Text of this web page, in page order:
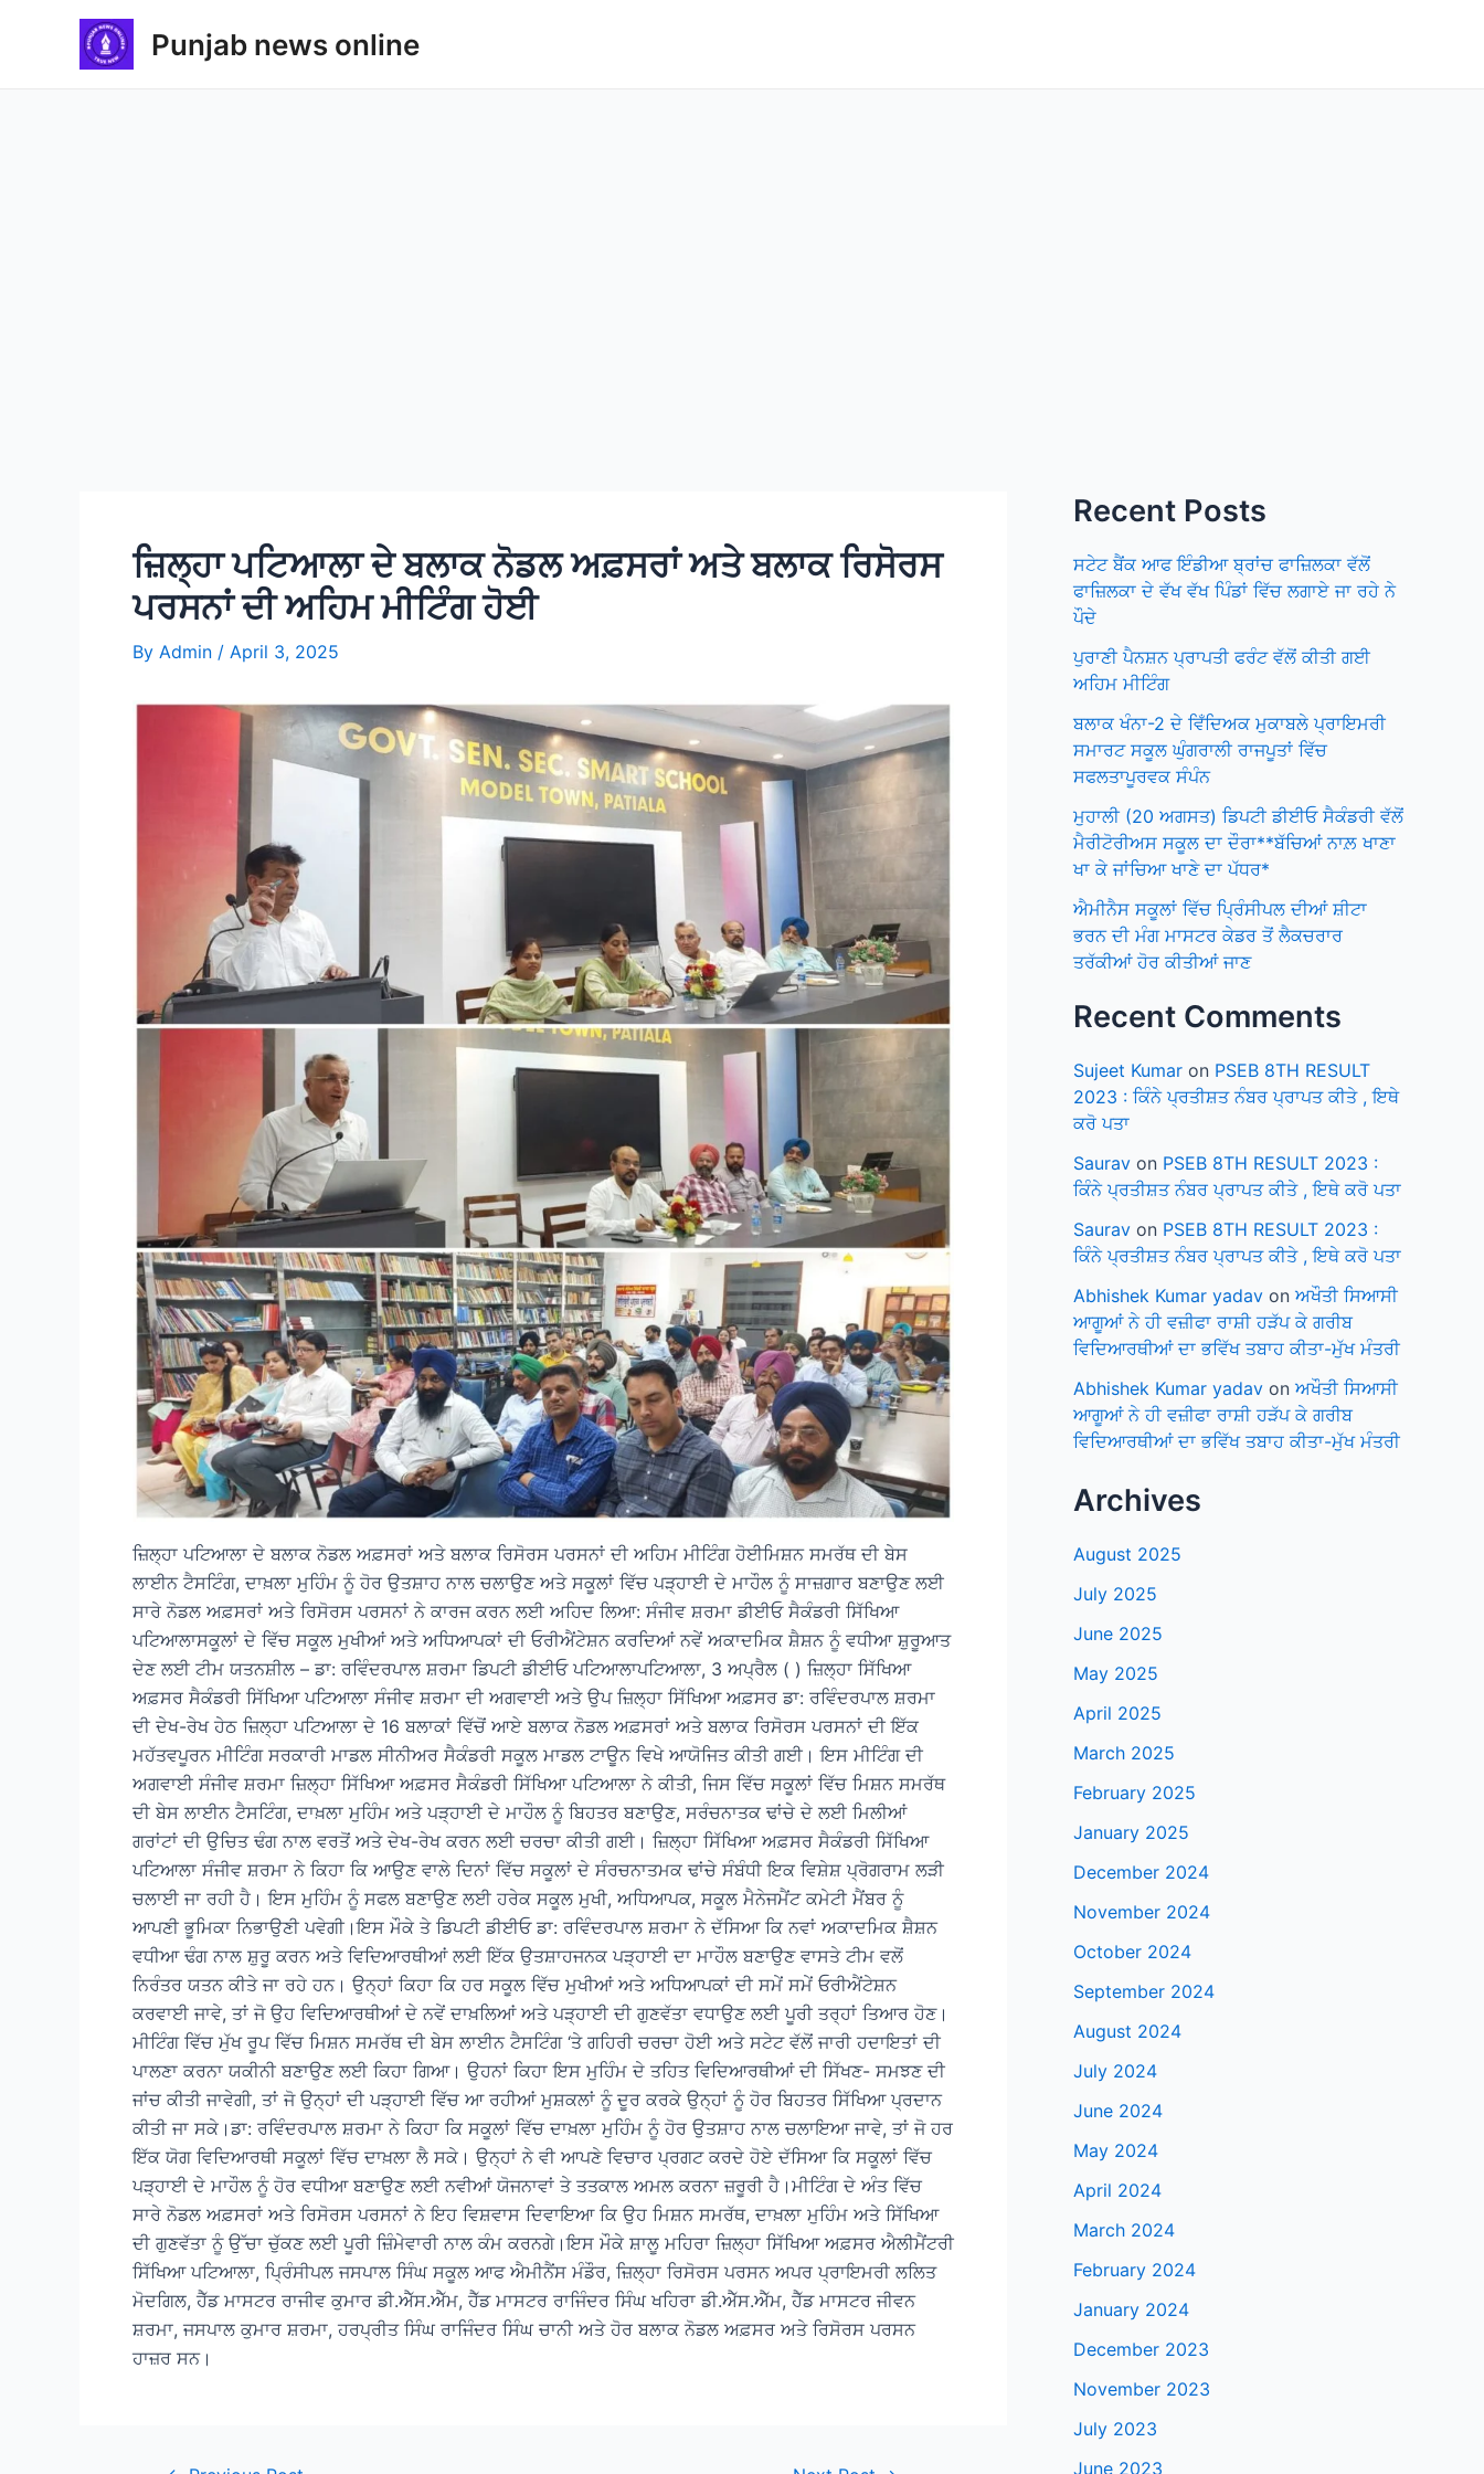
Punjab news online
ਜ਼ਿਲ੍ਹਾ ਪਟਿਆਲਾ ਦੇ ਬਲਾਕ ਨੋਡਲ ਅਫ਼ਸਰਾਂ ਅਤੇ ਬਲਾਕ ਰਿਸੋਰਸ
ਪਰਸਨਾਂ ਦੀ ਅਹਿਮ ਮੀਟਿੰਗ ਹੋਈ
By Admin / April 3, 2025
ਜ਼ਿਲ੍ਹਾ ਪਟਿਆਲਾ ਦੇ ਬਲਾਕ ਨੋਡਲ ਅਫ਼ਸਰਾਂ ਅਤੇ ਬਲਾਕ ਰਿਸੋਰਸ ਪਰਸਨਾਂ ਦੀ ਅਹਿਮ ਮੀਟਿੰਗ ਹੋਈਮਿਸ਼ਨ ਸਮਰੱਥ ਦੀ ਬੇਸ
ਲਾਈਨ ਟੈਸਟਿੰਗ, ਦਾਖ਼ਲਾ ਮੁਹਿੰਮ ਨੂੰ ਹੋਰ ਉਤਸ਼ਾਹ ਨਾਲ ਚਲਾਉਣ ਅਤੇ ਸਕੂਲਾਂ ਵਿੱਚ ਪੜ੍ਹਾਈ ਦੇ ਮਾਹੌਲ ਨੂੰ ਸਾਜ਼ਗਾਰ ਬਣਾਉਣ ਲਈ
ਸਾਰੇ ਨੋਡਲ ਅਫ਼ਸਰਾਂ ਅਤੇ ਰਿਸੋਰਸ ਪਰਸਨਾਂ ਨੇ ਕਾਰਜ ਕਰਨ ਲਈ ਅਹਿਦ ਲਿਆ: ਸੰਜੀਵ ਸ਼ਰਮਾ ਡੀਈਓ ਸੈਕੰਡਰੀ ਸਿੱਖਿਆ
ਪਟਿਆਲਾਸਕੂਲਾਂ ਦੇ ਵਿੱਚ ਸਕੂਲ ਮੁਖੀਆਂ ਅਤੇ ਅਧਿਆਪਕਾਂ ਦੀ ਓਰੀਐਂਟੇਸ਼ਨ ਕਰਦਿਆਂ ਨਵੇਂ ਅਕਾਦਮਿਕ ਸ਼ੈਸ਼ਨ ਨੂੰ ਵਧੀਆ ਸ਼ੁਰੂਆਤ
ਦੇਣ ਲਈ ਟੀਮ ਯਤਨਸ਼ੀਲ – ਡਾ: ਰਵਿੰਦਰਪਾਲ ਸ਼ਰਮਾ ਡਿਪਟੀ ਡੀਈਓ ਪਟਿਆਲਾਪਟਿਆਲਾ, 3 ਅਪ੍ਰੈਲ ( ) ਜ਼ਿਲ੍ਹਾ ਸਿੱਖਿਆ
ਅਫ਼ਸਰ ਸੈਕੰਡਰੀ ਸਿੱਖਿਆ ਪਟਿਆਲਾ ਸੰਜੀਵ ਸ਼ਰਮਾ ਦੀ ਅਗਵਾਈ ਅਤੇ ਉਪ ਜ਼ਿਲ੍ਹਾ ਸਿੱਖਿਆ ਅਫ਼ਸਰ ਡਾ: ਰਵਿੰਦਰਪਾਲ ਸ਼ਰਮਾ
ਦੀ ਦੇਖ-ਰੇਖ ਹੇਠ ਜ਼ਿਲ੍ਹਾ ਪਟਿਆਲਾ ਦੇ 16 ਬਲਾਕਾਂ ਵਿੱਚੋਂ ਆਏ ਬਲਾਕ ਨੋਡਲ ਅਫ਼ਸਰਾਂ ਅਤੇ ਬਲਾਕ ਰਿਸੋਰਸ ਪਰਸਨਾਂ ਦੀ ਇੱਕ
ਮਹੱਤਵਪੂਰਨ ਮੀਟਿੰਗ ਸਰਕਾਰੀ ਮਾਡਲ ਸੀਨੀਅਰ ਸੈਕੰਡਰੀ ਸਕੂਲ ਮਾਡਲ ਟਾਊਨ ਵਿਖੇ ਆਯੋਜਿਤ ਕੀਤੀ ਗਈ। ਇਸ ਮੀਟਿੰਗ ਦੀ
ਅਗਵਾਈ ਸੰਜੀਵ ਸ਼ਰਮਾ ਜ਼ਿਲ੍ਹਾ ਸਿੱਖਿਆ ਅਫ਼ਸਰ ਸੈਕੰਡਰੀ ਸਿੱਖਿਆ ਪਟਿਆਲਾ ਨੇ ਕੀਤੀ, ਜਿਸ ਵਿੱਚ ਸਕੂਲਾਂ ਵਿੱਚ ਮਿਸ਼ਨ ਸਮਰੱਥ
ਦੀ ਬੇਸ ਲਾਈਨ ਟੈਸਟਿੰਗ, ਦਾਖ਼ਲਾ ਮੁਹਿੰਮ ਅਤੇ ਪੜ੍ਹਾਈ ਦੇ ਮਾਹੌਲ ਨੂੰ ਬਿਹਤਰ ਬਣਾਉਣ, ਸਰੰਚਨਾਤਕ ਢਾਂਚੇ ਦੇ ਲਈ ਮਿਲੀਆਂ
ਗਰਾਂਟਾਂ ਦੀ ਉਚਿਤ ਢੰਗ ਨਾਲ ਵਰਤੋਂ ਅਤੇ ਦੇਖ-ਰੇਖ ਕਰਨ ਲਈ ਚਰਚਾ ਕੀਤੀ ਗਈ। ਜ਼ਿਲ੍ਹਾ ਸਿੱਖਿਆ ਅਫ਼ਸਰ ਸੈਕੰਡਰੀ ਸਿੱਖਿਆ
ਪਟਿਆਲਾ ਸੰਜੀਵ ਸ਼ਰਮਾ ਨੇ ਕਿਹਾ ਕਿ ਆਉਣ ਵਾਲੇ ਦਿਨਾਂ ਵਿੱਚ ਸਕੂਲਾਂ ਦੇ ਸੰਰਚਨਾਤਮਕ ਢਾਂਚੇ ਸੰਬੰਧੀ ਇਕ ਵਿਸ਼ੇਸ਼ ਪ੍ਰੋਗਰਾਮ ਲੜੀ
ਚਲਾਈ ਜਾ ਰਹੀ ਹੈ। ਇਸ ਮੁਹਿੰਮ ਨੂੰ ਸਫਲ ਬਣਾਉਣ ਲਈ ਹਰੇਕ ਸਕੂਲ ਮੁਖੀ, ਅਧਿਆਪਕ, ਸਕੂਲ ਮੈਨੇਜਮੈਂਟ ਕਮੇਟੀ ਮੈਂਬਰ ਨੂੰ
ਆਪਣੀ ਭੂਮਿਕਾ ਨਿਭਾਉਣੀ ਪਵੇਗੀ।ਇਸ ਮੌਕੇ ਤੇ ਡਿਪਟੀ ਡੀਈਓ ਡਾ: ਰਵਿੰਦਰਪਾਲ ਸ਼ਰਮਾ ਨੇ ਦੱਸਿਆ ਕਿ ਨਵਾਂ ਅਕਾਦਮਿਕ ਸ਼ੈਸ਼ਨ
ਵਧੀਆ ਢੰਗ ਨਾਲ ਸ਼ੁਰੂ ਕਰਨ ਅਤੇ ਵਿਦਿਆਰਥੀਆਂ ਲਈ ਇੱਕ ਉਤਸ਼ਾਹਜਨਕ ਪੜ੍ਹਾਈ ਦਾ ਮਾਹੌਲ ਬਣਾਉਣ ਵਾਸਤੇ ਟੀਮ ਵਲੋਂ
ਨਿਰੰਤਰ ਯਤਨ ਕੀਤੇ ਜਾ ਰਹੇ ਹਨ। ਉਨ੍ਹਾਂ ਕਿਹਾ ਕਿ ਹਰ ਸਕੂਲ ਵਿੱਚ ਮੁਖੀਆਂ ਅਤੇ ਅਧਿਆਪਕਾਂ ਦੀ ਸਮੇਂ ਸਮੇਂ ਓਰੀਐਂਟੇਸ਼ਨ
ਕਰਵਾਈ ਜਾਵੇ, ਤਾਂ ਜੋ ਉਹ ਵਿਦਿਆਰਥੀਆਂ ਦੇ ਨਵੇਂ ਦਾਖ਼ਲਿਆਂ ਅਤੇ ਪੜ੍ਹਾਈ ਦੀ ਗੁਣਵੱਤਾ ਵਧਾਉਣ ਲਈ ਪੂਰੀ ਤਰ੍ਹਾਂ ਤਿਆਰ ਹੋਣ।
ਮੀਟਿੰਗ ਵਿੱਚ ਮੁੱਖ ਰੂਪ ਵਿੱਚ ਮਿਸ਼ਨ ਸਮਰੱਥ ਦੀ ਬੇਸ ਲਾਈਨ ਟੈਸਟਿੰਗ ‘ਤੇ ਗਹਿਰੀ ਚਰਚਾ ਹੋਈ ਅਤੇ ਸਟੇਟ ਵੱਲੋਂ ਜਾਰੀ ਹਦਾਇਤਾਂ ਦੀ
ਪਾਲਣਾ ਕਰਨਾ ਯਕੀਨੀ ਬਣਾਉਣ ਲਈ ਕਿਹਾ ਗਿਆ। ਉਹਨਾਂ ਕਿਹਾ ਇਸ ਮੁਹਿੰਮ ਦੇ ਤਹਿਤ ਵਿਦਿਆਰਥੀਆਂ ਦੀ ਸਿੱਖਣ- ਸਮਝਣ ਦੀ
ਜਾਂਚ ਕੀਤੀ ਜਾਵੇਗੀ, ਤਾਂ ਜੋ ਉਨ੍ਹਾਂ ਦੀ ਪੜ੍ਹਾਈ ਵਿੱਚ ਆ ਰਹੀਆਂ ਮੁਸ਼ਕਲਾਂ ਨੂੰ ਦੂਰ ਕਰਕੇ ਉਨ੍ਹਾਂ ਨੂੰ ਹੋਰ ਬਿਹਤਰ ਸਿੱਖਿਆ ਪ੍ਰਦਾਨ
ਕੀਤੀ ਜਾ ਸਕੇ।ਡਾ: ਰਵਿੰਦਰਪਾਲ ਸ਼ਰਮਾ ਨੇ ਕਿਹਾ ਕਿ ਸਕੂਲਾਂ ਵਿੱਚ ਦਾਖ਼ਲਾ ਮੁਹਿੰਮ ਨੂੰ ਹੋਰ ਉਤਸ਼ਾਹ ਨਾਲ ਚਲਾਇਆ ਜਾਵੇ, ਤਾਂ ਜੋ ਹਰ
ਇੱਕ ਯੋਗ ਵਿਦਿਆਰਥੀ ਸਕੂਲਾਂ ਵਿੱਚ ਦਾਖ਼ਲਾ ਲੈ ਸਕੇ। ਉਨ੍ਹਾਂ ਨੇ ਵੀ ਆਪਣੇ ਵਿਚਾਰ ਪ੍ਰਗਟ ਕਰਦੇ ਹੋਏ ਦੱਸਿਆ ਕਿ ਸਕੂਲਾਂ ਵਿੱਚ
ਪੜ੍ਹਾਈ ਦੇ ਮਾਹੌਲ ਨੂੰ ਹੋਰ ਵਧੀਆ ਬਣਾਉਣ ਲਈ ਨਵੀਆਂ ਯੋਜਨਾਵਾਂ ਤੇ ਤਤਕਾਲ ਅਮਲ ਕਰਨਾ ਜ਼ਰੂਰੀ ਹੈ।ਮੀਟਿੰਗ ਦੇ ਅੰਤ ਵਿੱਚ
ਸਾਰੇ ਨੋਡਲ ਅਫ਼ਸਰਾਂ ਅਤੇ ਰਿਸੋਰਸ ਪਰਸਨਾਂ ਨੇ ਇਹ ਵਿਸ਼ਵਾਸ ਦਿਵਾਇਆ ਕਿ ਉਹ ਮਿਸ਼ਨ ਸਮਰੱਥ, ਦਾਖ਼ਲਾ ਮੁਹਿੰਮ ਅਤੇ ਸਿੱਖਿਆ
ਦੀ ਗੁਣਵੱਤਾ ਨੂੰ ਉੱਚਾ ਚੁੱਕਣ ਲਈ ਪੂਰੀ ਜ਼ਿੰਮੇਵਾਰੀ ਨਾਲ ਕੰਮ ਕਰਨਗੇ।ਇਸ ਮੌਕੇ ਸ਼ਾਲੂ ਮਹਿਰਾ ਜ਼ਿਲ੍ਹਾ ਸਿੱਖਿਆ ਅਫ਼ਸਰ ਐਲੀਮੈਂਟਰੀ
ਸਿੱਖਿਆ ਪਟਿਆਲਾ, ਪ੍ਰਿੰਸੀਪਲ ਜਸਪਾਲ ਸਿੰਘ ਸਕੂਲ ਆਫ ਐਮੀਨੈਂਸ ਮੰਡੌਰ, ਜ਼ਿਲ੍ਹਾ ਰਿਸੋਰਸ ਪਰਸਨ ਅਪਰ ਪ੍ਰਾਇਮਰੀ ਲਲਿਤ
ਮੋਦਗਿਲ, ਹੈੱਡ ਮਾਸਟਰ ਰਾਜੀਵ ਕੁਮਾਰ ਡੀ.ਐੱਸ.ਐੱਮ, ਹੈੱਡ ਮਾਸਟਰ ਰਾਜਿੰਦਰ ਸਿੰਘ ਖਹਿਰਾ ਡੀ.ਐੱਸ.ਐੱਮ, ਹੈੱਡ ਮਾਸਟਰ ਜੀਵਨ
ਸ਼ਰਮਾ, ਜਸਪਾਲ ਕੁਮਾਰ ਸ਼ਰਮਾ, ਹਰਪ੍ਰੀਤ ਸਿੰਘ ਰਾਜਿੰਦਰ ਸਿੰਘ ਚਾਨੀ ਅਤੇ ਹੋਰ ਬਲਾਕ ਨੋਡਲ ਅਫ਼ਸਰ ਅਤੇ ਰਿਸੋਰਸ ਪਰਸਨ
ਹਾਜ਼ਰ ਸਨ।
Recent Posts
ਸਟੇਟ ਬੈਂਕ ਆਫ ਇੰਡੀਆ ਬ੍ਰਾਂਚ ਫਾਜ਼ਿਲਕਾ ਵੱਲੋਂ
ਫਾਜ਼ਿਲਕਾ ਦੇ ਵੱਖ ਵੱਖ ਪਿੰਡਾਂ ਵਿੱਚ ਲਗਾਏ ਜਾ ਰਹੇ ਨੇ
ਪੌਦੇ
ਪੁਰਾਣੀ ਪੈਨਸ਼ਨ ਪ੍ਰਾਪਤੀ ਫਰੰਟ ਵੱਲੋਂ ਕੀਤੀ ਗਈ
ਅਹਿਮ ਮੀਟਿੰਗ
ਬਲਾਕ ਖੰਨਾ-2 ਦੇ ਵਿਁਦਿਅਕ ਮੁਕਾਬਲੇ ਪ੍ਰਾਇਮਰੀ
ਸਮਾਰਟ ਸਕੂਲ ਘੁੰਗਰਾਲੀ ਰਾਜਪੂਤਾਂ ਵਿੱਚ
ਸਫਲਤਾਪੂਰਵਕ ਸੰਪੰਨ
ਮੁਹਾਲੀ (20 ਅਗਸਤ) ਡਿਪਟੀ ਡੀਈਓ ਸੈਕੰਡਰੀ ਵੱਲੋਂ
ਮੈਰੀਟੋਰੀਅਸ ਸਕੂਲ ਦਾ ਦੌਰਾ**ਬੱਚਿਆਂ ਨਾਲ਼ ਖਾਣਾ
ਖਾ ਕੇ ਜਾਂਚਿਆ ਖਾਣੇ ਦਾ ਪੱਧਰ*
ਐਮੀਨੈਸ ਸਕੂਲਾਂ ਵਿੱਚ ਪ੍ਰਿੰਸੀਪਲ ਦੀਆਂ ਸ਼ੀਟਾ
ਭਰਨ ਦੀ ਮੰਗ ਮਾਸਟਰ ਕੇਡਰ ਤੋਂ ਲੈਕਚਰਾਰ
ਤਰੱਕੀਆਂ ਹੋਰ ਕੀਤੀਆਂ ਜਾਣ
Recent Comments
Sujeet Kumar on PSEB 8TH RESULT
2023 : ਕਿੰਨੇ ਪ੍ਰਤੀਸ਼ਤ ਨੰਬਰ ਪ੍ਰਾਪਤ ਕੀਤੇ , ਇਥੇ
ਕਰੋ ਪਤਾ
Saurav on PSEB 8TH RESULT 2023 :
ਕਿੰਨੇ ਪ੍ਰਤੀਸ਼ਤ ਨੰਬਰ ਪ੍ਰਾਪਤ ਕੀਤੇ , ਇਥੇ ਕਰੋ ਪਤਾ
Saurav on PSEB 8TH RESULT 2023 :
ਕਿੰਨੇ ਪ੍ਰਤੀਸ਼ਤ ਨੰਬਰ ਪ੍ਰਾਪਤ ਕੀਤੇ , ਇਥੇ ਕਰੋ ਪਤਾ
Abhishek Kumar yadav on ਅਖੌਤੀ ਸਿਆਸੀ
ਆਗੂਆਂ ਨੇ ਹੀ ਵਜ਼ੀਫਾ ਰਾਸ਼ੀ ਹੜੱਪ ਕੇ ਗਰੀਬ
ਵਿਦਿਆਰਥੀਆਂ ਦਾ ਭਵਿੱਖ ਤਬਾਹ ਕੀਤਾ-ਮੁੱਖ ਮੰਤਰੀ
Abhishek Kumar yadav on ਅਖੌਤੀ ਸਿਆਸੀ
ਆਗੂਆਂ ਨੇ ਹੀ ਵਜ਼ੀਫਾ ਰਾਸ਼ੀ ਹੜੱਪ ਕੇ ਗਰੀਬ
ਵਿਦਿਆਰਥੀਆਂ ਦਾ ਭਵਿੱਖ ਤਬਾਹ ਕੀਤਾ-ਮੁੱਖ ਮੰਤਰੀ
Archives
August 2025
July 2025
June 2025
May 2025
April 2025
March 2025
February 2025
January 2025
December 2024
November 2024
October 2024
September 2024
August 2024
July 2024
June 2024
May 2024
April 2024
March 2024
February 2024
January 2024
December 2023
November 2023
July 2023
June 2023